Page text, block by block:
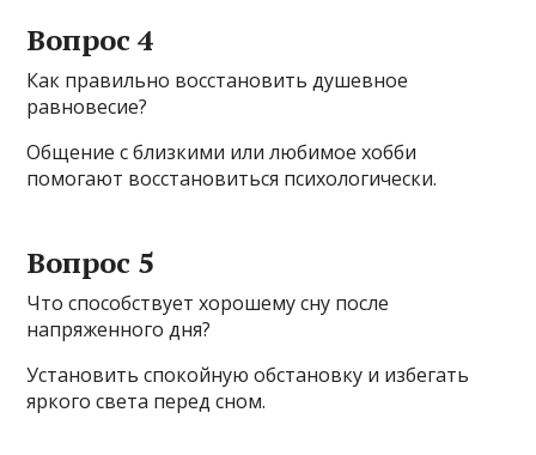
Вопрос 4
Как правильно восстановить душевное
равновесие?
Общение с близкими или любимое хобби
помогают восстановиться психологически.
Вопрос 5
Что способствует хорошему сну после
напряженного дня?
Установить спокойную обстановку и избегать
яркого света перед сном.